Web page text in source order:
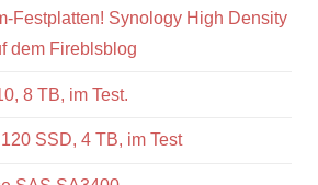
Festplatten! Synology High Density
dem Fireblsblog
8 TB, im Test.
SSD, 4 TB, im Test